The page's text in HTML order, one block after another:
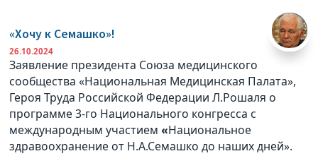
«Хочу к Семашко»!
26.10.2024
Заявление президента Союза медицинского
сообщества «Национальная Медицинская Палата»,
Героя Труда Российской Федерации Л.Рошаля о
программе 3-го Национального конгресса с
международным участием«Национальное
здравоохранение от Н.А.Семашко до наших дней».